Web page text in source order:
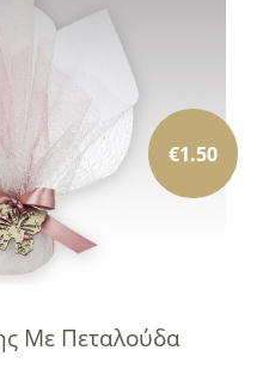
Με Πεταλούδα
€1.50